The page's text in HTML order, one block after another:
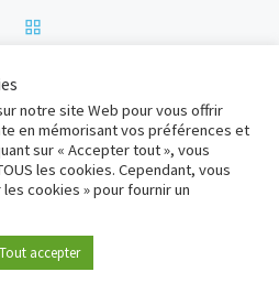
– Tous droits réservés
Thème Customizr
notre site Web pour vous offrir
en mémorisant vos préférences et
sur « Accepter tout », vous
les cookies. Cependant, vous
cookies » pour fournir un
Tout accepter